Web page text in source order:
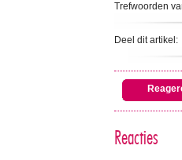
Trefwoorden
Deel dit artikel:
Reacties